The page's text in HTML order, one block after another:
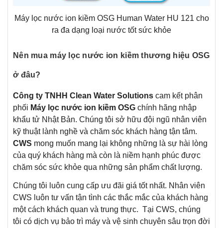
Máy lọc nước ion kiềm OSG Human Water HU 121 cho
ra đa dạng loại nước tốt sức khỏe
Nên mua máy lọc nước ion kiềm thương hiệu OSG
ở đâu?
Công ty TNHH Clean Water Solutions cam kết phân
phối Máy lọc nước ion kiềm OSG chính hãng nhập
khẩu tử Nhật Bản. Chúng tôi sở hữu đội ngũ nhân viên
kỹ thuật lành nghề và chăm sóc khách hàng tận tâm.
CWS mong muốn mang lại không những là sự hài lòng
của quý khách hàng mà còn là niềm hạnh phúc được
chăm sóc sức khỏe qua những sản phẩm chất lượng.
Chúng tôi luôn cung cấp ưu đãi giá tốt nhất. Nhân viên
CWS luôn tư vấn tận tình các thắc mắc của khách hàng
một cách khách quan và trung thực. Tại CWS, chúng
tôi có dịch vụ bảo trì máy và vệ sinh chuyên sâu trọn đời